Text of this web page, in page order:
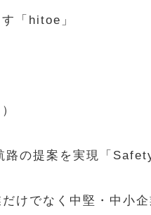
「hitoe」
路の提案を実現「
けでなく中堅・中小